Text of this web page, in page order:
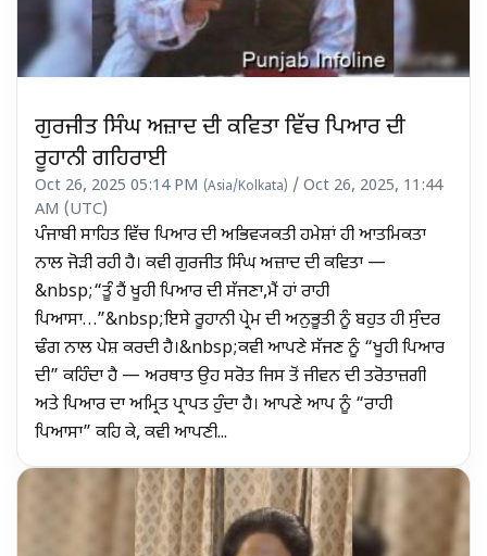
ਗੁਰਜੀਤ ਸਿੰਘ ਅਜ਼ਾਦ ਦੀ ਕਵਿਤਾ ਵਿੱਚ ਪਿਆਰ ਦੀ
ਰੂਹਾਨੀ ਗਹਿਰਾਈ
Oct 26, 2025 05:14 PM (Asia/Kolkata) / Oct 26, 2025, 11:44
AM (UTC)
ਪੰਜਾਬੀ ਸਾਹਿਤ ਵਿੱਚ ਪਿਆਰ ਦੀ ਅਭਿਵ੍ਯਕਤੀ ਹਮੇਸ਼ਾਂ ਹੀ ਆਤਮਿਕਤਾ
ਨਾਲ ਜੋੜੀ ਰਹੀ ਹੈ। ਕਵੀ ਗੁਰਜੀਤ ਸਿੰਘ ਅਜ਼ਾਦ ਦੀ ਕਵਿਤਾ —
&nbsp;“ਤੂੰ ਹੈਂ ਖੂਹੀ ਪਿਆਰ ਦੀ ਸੱਜਣਾ,ਮੈਂ ਹਾਂ ਰਾਹੀ
ਪਿਆਸਾ…”&nbsp;ਇਸੇ ਰੂਹਾਨੀ ਪ੍ਰੇਮ ਦੀ ਅਨੁਭੂਤੀ ਨੂੰ ਬਹੁਤ ਹੀ ਸੁੰਦਰ
ਢੰਗ ਨਾਲ ਪੇਸ਼ ਕਰਦੀ ਹੈ।&nbsp;ਕਵੀ ਆਪਣੇ ਸੱਜਣ ਨੂੰ “ਖੂਹੀ ਪਿਆਰ
ਦੀ” ਕਹਿੰਦਾ ਹੈ — ਅਰਥਾਤ ਉਹ ਸਰੋਤ ਜਿਸ ਤੋਂ ਜੀਵਨ ਦੀ ਤਰੋਤਾਜ਼ਗੀ
ਅਤੇ ਪਿਆਰ ਦਾ ਅਮ੍ਰਿਤ ਪ੍ਰਾਪਤ ਹੁੰਦਾ ਹੈ। ਆਪਣੇ ਆਪ ਨੂੰ “ਰਾਹੀ
ਪਿਆਸਾ” ਕਹਿ ਕੇ, ਕਵੀ ਆਪਣੀ...